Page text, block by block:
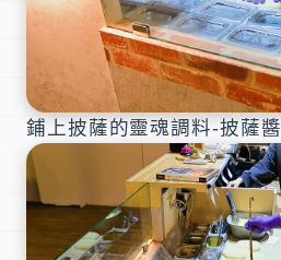
鋪上披薩的靈魂調料-披薩醬